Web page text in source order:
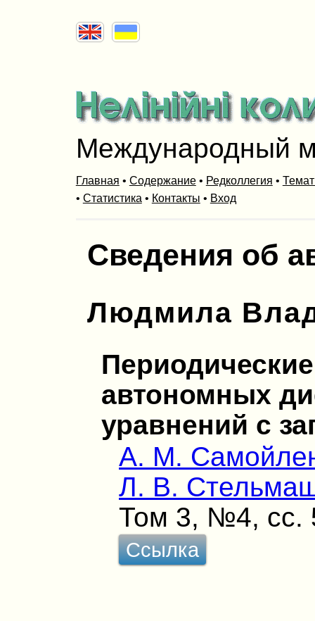
Международный
Главная • Содержание• Редколлегия •
• Статистика • Контакты • Вход
Сведения об
Людмила
автономных
уравнений с
А. М.
Л. В.
Том 3, №4, сс.
Ссылка